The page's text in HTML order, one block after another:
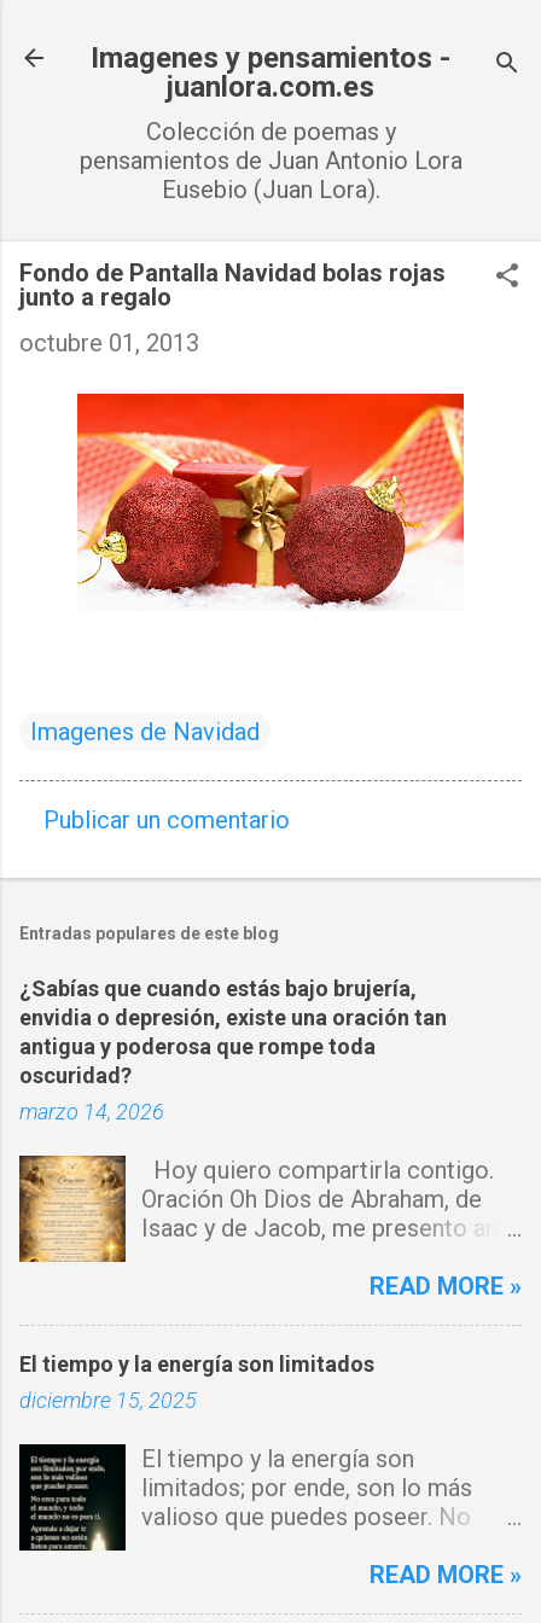
Imagenes y pensamientos -
juanlora.com.es
Colección de poemas y
pensamientos de Juan Antonio Lora
Eusebio (Juan Lora).
Fondo de Pantalla Navidad bolas rojas
junto a regalo
octubre 01, 2013
Imagenes de Navidad
o
e
n
t
a
r
i
s
Publicar un comentario
Entradas populares de este blog
¿Sabías que cuando estás bajo brujería,
envidia o depresión, existe una oración tan
antigua y poderosa que rompe toda
oscuridad?
marzo 14, 2026
Hoy quiero compartirla contigo.
Oración Oh Dios de Abraham, de
Isaac y de Jacob, me presento ante
por donde haya entrado la maldad.
Que tus ángeles guerreros cuiden
mi hogar y que el fuego del Espíritu
alrededor. Por el poder del Cordero
de Dios, rompo cadenas, destruyo
amarres y anulo toda palabra de
envidia o depresión, envíala al
READ MORE »
El tiempo y la energía son limitados
diciembre 15, 2025
El tiempo y la energía son
limitados; por ende, son lo más
valioso que puedes poseer. No
mundo no es para ti. Aprende a
READ MORE »